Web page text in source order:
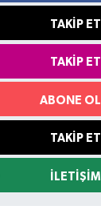
TAKIP ET
TAKIP ET
ABONE OL
TAKIP ET
İLETIŞIM